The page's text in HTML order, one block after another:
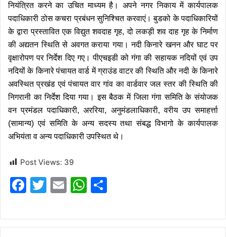
नियंत्रित करने का उचित माध्यम है। अपने नगर निकाय में कार्यपालक
पदाधिकारी ठोस कचरा प्रबंधन सुनिश्चित करवाएं। बुडको के पदाधिकारियों
के द्वारा प्रस्तावित एक विद्युत शवदाह गृह, दो लकड़ी शव दाह गृह के निर्माण
की अद्यतन स्थिति से अवगत कराया गया।नदी किनारे खनन और घाट पर
वृक्षारोपण पर निर्देश दिए गए। पीएचइडी को गंगा की सहायक नदियों एवं उप
नदियों के किनारे पंचायत वार्ड में ग्राउंड वाटर की स्थिति और नदी के किनारे
अवस्थित प्रखंड एवं पंचायत वार गांव का वार्डवार जल स्तर की स्थिति की
निगरानी का निर्देश दिया गया। इस बैठक में जिला गंगा समिति के संयोजक
वन प्रमंडल पदाधिकारी, अररिया, अनुमंडलाधिकारी, वरीय उप समाहर्त्ता
(सामान्य) एवं समिति के अन्य सदस्य तथा संबद्ध विभागो के कार्यपालक
अभियंता व अन्य पदाधिकारी उपस्थित थे।
Post Views: 39
F
c
T
itt
E
ai
W
at ar